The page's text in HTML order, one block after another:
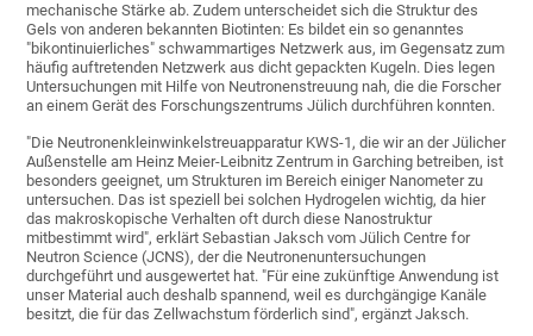
mechanische Stärke ab. Zudem unterscheidet sich die Struktur des
Gels von anderen bekannten Biotinten: Es bildet ein so genanntes
"bikontinuierliches" schwammartiges Netzwerk aus, im Gegensatz zum
häufig auftretenden Netzwerk aus dicht gepackten Kugeln. Dies legen
Untersuchungen mit Hilfe von Neutronenstreuung nah, die die Forscher
an einem Gerät des Forschungszentrums Jülich durchführen konnten.
"Die Neutronenkleinwinkelstreuapparatur KWS-1, die wir an der Jülicher
Außenstelle am Heinz Meier-Leibnitz Zentrum in Garching betreiben, ist
besonders geeignet, um Strukturen im Bereich einiger Nanometer zu
untersuchen. Das ist speziell bei solchen Hydrogelen wichtig, da hier
das makroskopische Verhalten oft durch diese Nanostruktur
mitbestimmt wird", erklärt Sebastian Jaksch vom Jülich Centre for
Neutron Science (JCNS), der die Neutronenuntersuchungen
durchgeführt und ausgewertet hat. "Für eine zukünftige Anwendung ist
unser Material auch deshalb spannend, weil es durchgängige Kanäle
besitzt, die für das Zellwachstum förderlich sind", ergänzt Jaksch.